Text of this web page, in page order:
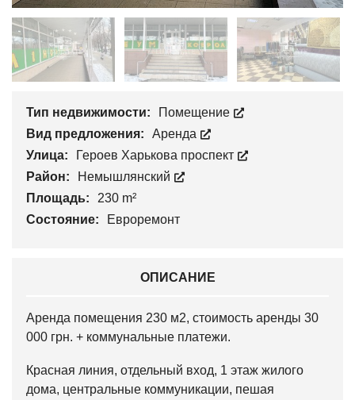
Тип недвижимости:
Помещение
Вид предложения:
Аренда
Улица:
Героев Харькова проспект
Район:
Немышлянский
Площадь:
230 m²
Состояние:
Евроремонт
ОПИСАНИЕ
Аренда помещения 230 м2, стоимость аренды 30
000 грн. + коммунальные платежи.
Красная линия, отдельный вход, 1 этаж жилого
дома, центральные коммуникации, пешая